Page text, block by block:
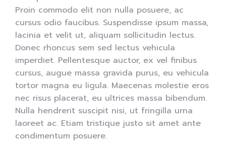
Proin commodo elit non nulla posuere, ac
cursus odio faucibus. Suspendisse ipsum massa,
lacinia et velit ut, aliquam sollicitudin lectus.
Donec rhoncus sem sed lectus vehicula
imperdiet. Pellentesque auctor, ex vel finibus
cursus, augue massa gravida purus, eu vehicula
tortor magna eu ligula. Maecenas molestie eros
nec risus placerat, eu ultrices massa bibendum.
Nulla hendrerit suscipit nisi, ut fringilla urna
laoreet ac. Etiam tristique justo sit amet ante
condimentum posuere.